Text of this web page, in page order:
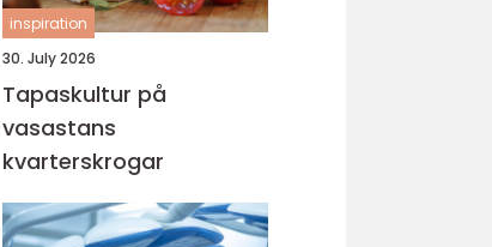
inspiration
30. July 2026
Tapaskultur på
vasastans
kvarterskrogar